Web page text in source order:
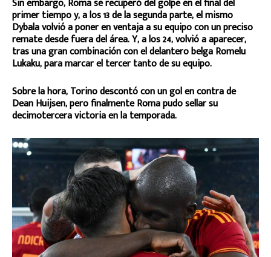
Sin embargo, Roma se recuperó del golpe en el final del
primer tiempo y, a los 13 de la segunda parte, el mismo
Dybala volvió a poner en ventaja a su equipo con un preciso
remate desde fuera del área. Y, a los 24, volvió a aparecer,
tras una gran combinación con el delantero belga Romelu
Lukaku, para marcar el tercer tanto de su equipo.
Sobre la hora, Torino descontó con un gol en contra de
Dean Huijsen, pero finalmente Roma pudo sellar su
decimotercera victoria en la temporada.